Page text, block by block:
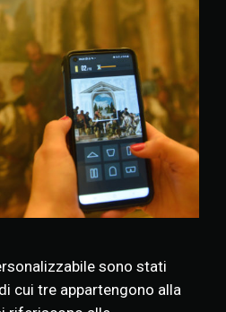
sono stati
cui tre appartengono alla